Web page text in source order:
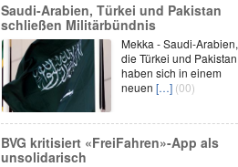
Saudi-Arabien, Türkei und Pakistan
schließen Militärbündnis
Mekka - Saudi-Arabien,
die Türkei und Pakistan
haben sich in einem
neuen […] (00)
BVG kritisiert «FreiFahren»-App als
unsolidarisch